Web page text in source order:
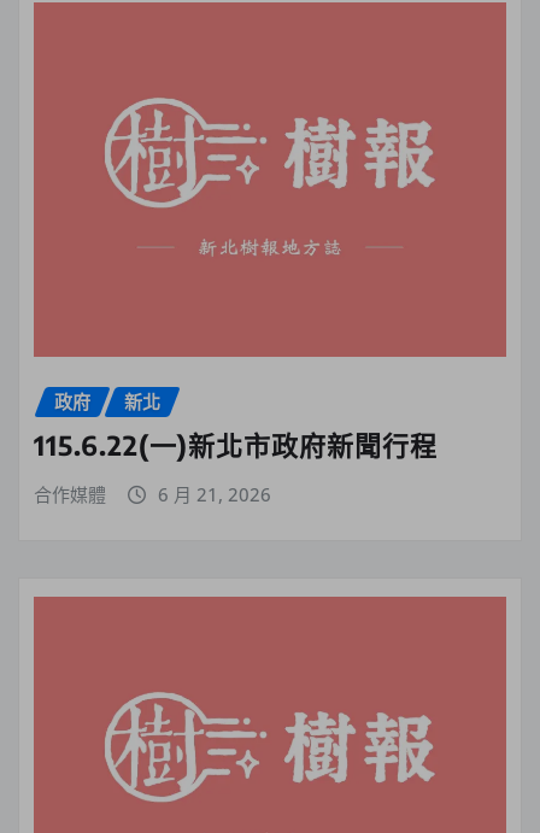
政府 新北
115.6.22(一)新北市政府新聞行程
合作媒體 6 月 21, 2026